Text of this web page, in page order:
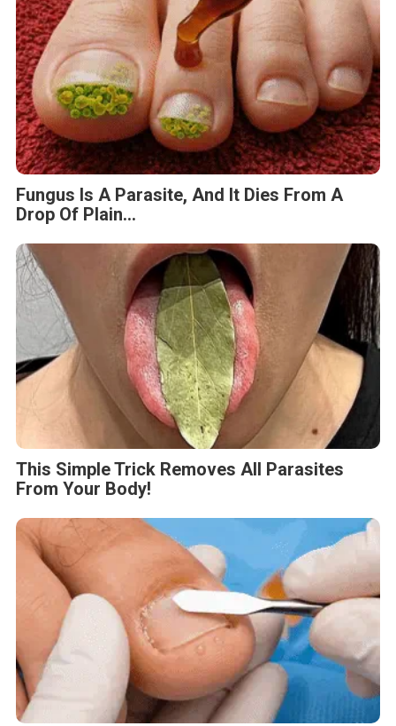
Fungus Is A Parasite, And It Dies From A
Drop Of Plain...
This Simple Trick Removes All Parasites
From Your Body!